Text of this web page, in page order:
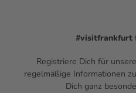
#visitfrankfurt
Registriere Dich für
regelmäßige Informationen
Dich ganz